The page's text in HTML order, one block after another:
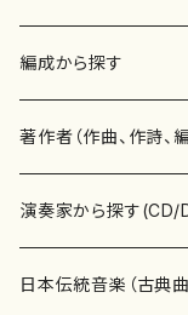
楽譜
書籍
書籍
テキストブック
CD・DVD
チケット
編成から探す
邦楽器
箏・琴（ソロ）
箏・琴（合奏）
合唱
混声合唱
歌・声
著作者（作曲、作詩、
あ行
青木省三(アオキ ショウ
か行
演奏家から探す(CD/
邦楽（箏、三味線、尺
日本伝統音楽（古典